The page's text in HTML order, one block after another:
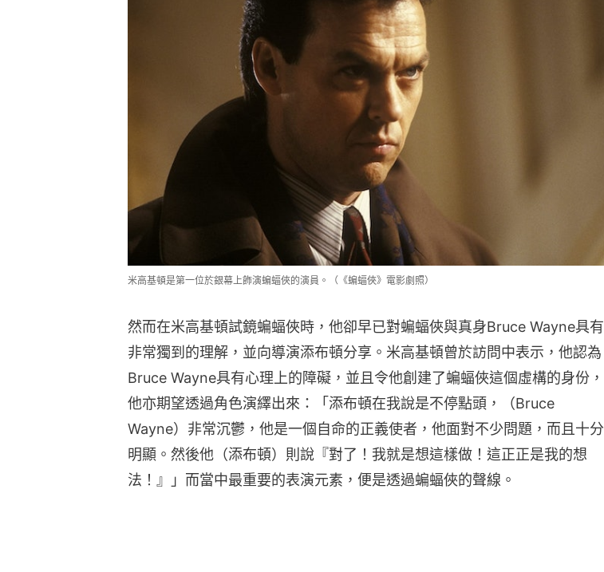
米高基頓是第一位於銀幕上飾演蝙蝠俠的演員。（《蝙蝠俠》電影劇照）
然而在米高基頓試鏡蝙蝠俠時，他卻早已對蝙蝠俠與真身Bruce Wayne具有
非常獨到的理解，並向導演添布頓分享。米高基頓曾於訪問中表示，他認為
Bruce Wayne具有心理上的障礙，並且令他創建了蝙蝠俠這個虛構的身份，
他亦期望透過角色演繹出來：「添布頓在我說是不停點頭，（Bruce
Wayne）非常沉鬱，他是一個自命的正義使者，他面對不少問題，而且十分
明顯。然後他（添布頓）則說『對了！我就是想這樣做！這正正是我的想
法！』」而當中最重要的表演元素，便是透過蝙蝠俠的聲線。